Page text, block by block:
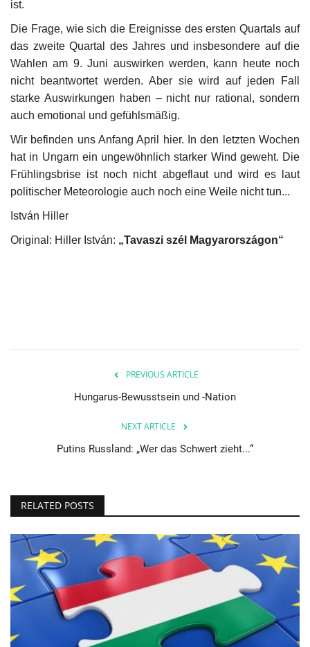
ist.
Die Frage, wie sich die Ereignisse des ersten Quartals auf
das zweite Quartal des Jahres und insbesondere auf die
Wahlen am 9. Juni auswirken werden, kann heute noch
nicht beantwortet werden. Aber sie wird auf jeden Fall
starke Auswirkungen haben – nicht nur rational, sondern
auch emotional und gefühlsmäßig.
Wir befinden uns Anfang April hier. In den letzten Wochen
hat in Ungarn ein ungewöhnlich starker Wind geweht. Die
Frühlingsbrise ist noch nicht abgeflaut und wird es laut
politischer Meteorologie auch noch eine Weile nicht tun...
István Hiller
Original: Hiller István: „Tavaszi szél Magyarországon“
PREVIOUS ARTICLE
Hungarus-Bewusstsein und -Nation
NEXT ARTICLE
Putins Russland: „Wer das Schwert zieht...“
RELATED POSTS